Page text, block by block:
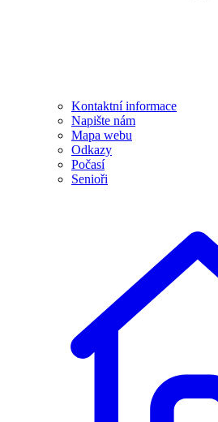
Kontaktní informace
Napište nám
Mapa webu
Odkazy
Počasí
Senioři